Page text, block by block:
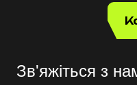
Зв'яжіться з